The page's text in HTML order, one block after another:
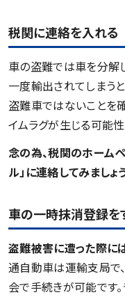
税関に連絡を入れる
車の盗難では車を分解
一度輸出されてしまう
盗難車ではないことを
イムラグが生じる可能性
念の為、税関のホーム
ル」に連絡してみましょ
車の一時抹消登録を
盗難被害に遭った際に
通自動車は運輸支局で
会で手続きが可能です